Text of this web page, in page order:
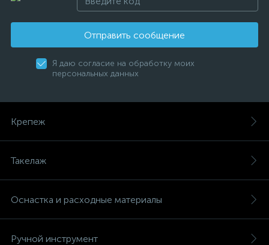
Отправить сообщение
Я даю согласие на обработку моих
персональных данных
Крепеж
Такелаж
Оснастка и расходные материалы
Ручной инструмент